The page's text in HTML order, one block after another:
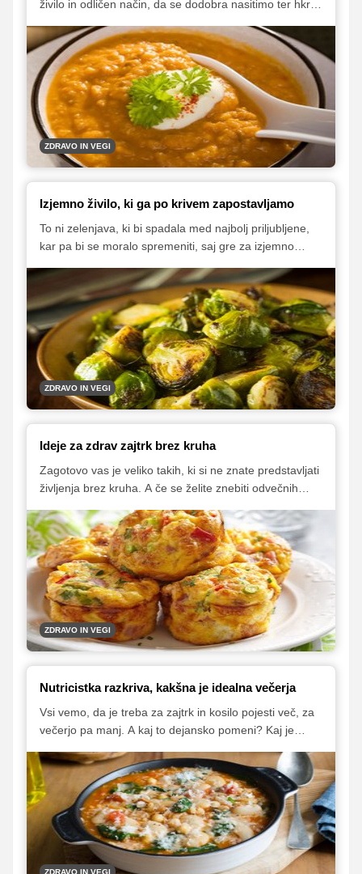
živilo in odličen način, da se dodobra nasitimo ter hkrati
okusna in jo lahko dodamo k številnim jedem – od rižot
do solat in mehiških specialitet. Ob hladnejših večerih
pa se seveda še kako prileže topla lečina enolončnica,
ki jo lahko obogatimo z zelenjavo.
ZDRAVO IN VEGI
Izjemno živilo, ki ga po krivem zapostavljamo
To ni zelenjava, ki bi spadala med najbolj priljubljene,
kar pa bi se moralo spremeniti, saj gre za izjemno
ogromno hranil, ki jih potrebujemo. Poleg tega gre za
nizkokalorično živilo, ki si ga torej brez skrbi lahko
privoščijo tudi tisti, ki poskušajo izgubiti kakšen
kilogram.
ZDRAVO IN VEGI
Ideje za zdrav zajtrk brez kruha
Zagotovo vas je veliko takih, ki si ne znate predstavljati
življenja brez kruha. A če se želite znebiti odvečnih
gluten, je dieta brez navadnega kruha nuja. Na srečo
je še veliko drugih kulinaričnih možnosti, s katerimi
lahko pričnete dan.
ZDRAVO IN VEGI
Nutricistka razkriva, kakšna je idealna večerja
Vsi vemo, da je treba za zajtrk in kosilo pojesti več, za
večerjo pa manj. A kaj to dejansko pomeni? Kaj je
Za pojasnilo smo prosili prehransko strokovnjakinjo
Karlo Klander, ki nam je dala tudi nekaj predlogov
jesenskih zdravih obrokov.
ZDRAVO IN VEGI